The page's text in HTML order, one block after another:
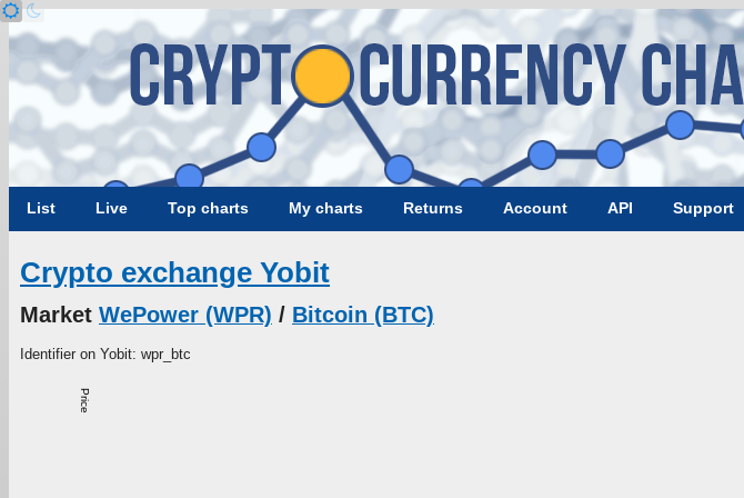
List Live Top charts My charts Returns Account API Support
Crypto exchange Yobit
Market WePower (WPR) / Bitcoin (BTC)
Identifier on Yobit: wpr_btc
Price